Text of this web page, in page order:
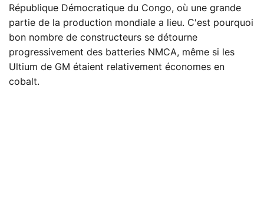
République Démocratique du Congo, où une grande
partie de la production mondiale a lieu. C'est pourquoi
bon nombre de constructeurs se détourne
progressivement des batteries NMCA, même si les
Ultium de GM étaient relativement économes en
cobalt.